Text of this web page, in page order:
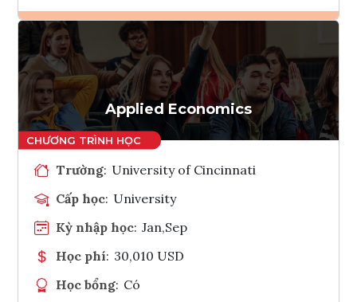
Ghi danh
Tham vấn Interlink
Applied Economics
Trường: University of Cincinnati
Cấp học: University
Kỳ nhập học: Jan,Sep
Học phí: 30,010 USD
Học bổng: Có